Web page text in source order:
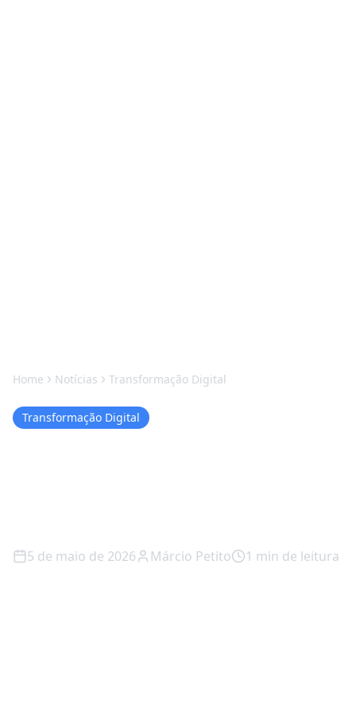
Home Notícias Transformação Digital
Transformação Digital
5 de maio de 2026 Márcio Petito 1 min de leitura